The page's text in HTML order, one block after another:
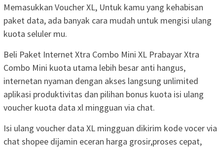
Memasukkan Voucher XL, Untuk kamu yang kehabisan
paket data, ada banyak cara mudah untuk mengisi ulang
kuota seluler mu.
Beli Paket Internet Xtra Combo Mini XL Prabayar Xtra
Combo Mini kuota utama lebih besar anti hangus,
internetan nyaman dengan akses langsung unlimited
aplikasi produktivitas dan pilihan bonus kuota isi ulang
voucher kuota data xl mingguan via chat.
Isi ulang voucher data XL mingguan dikirim kode vocer via
chat shopee dijamin eceran harga grosir,proses cepat,